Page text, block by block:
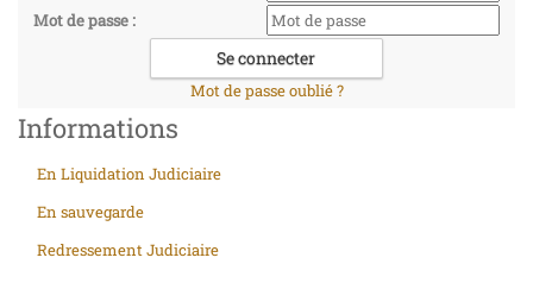
Mot de passe :
Mot de passe oublié ?
Informations
En Liquidation Judiciaire
En sauvegarde
Redressement Judiciaire